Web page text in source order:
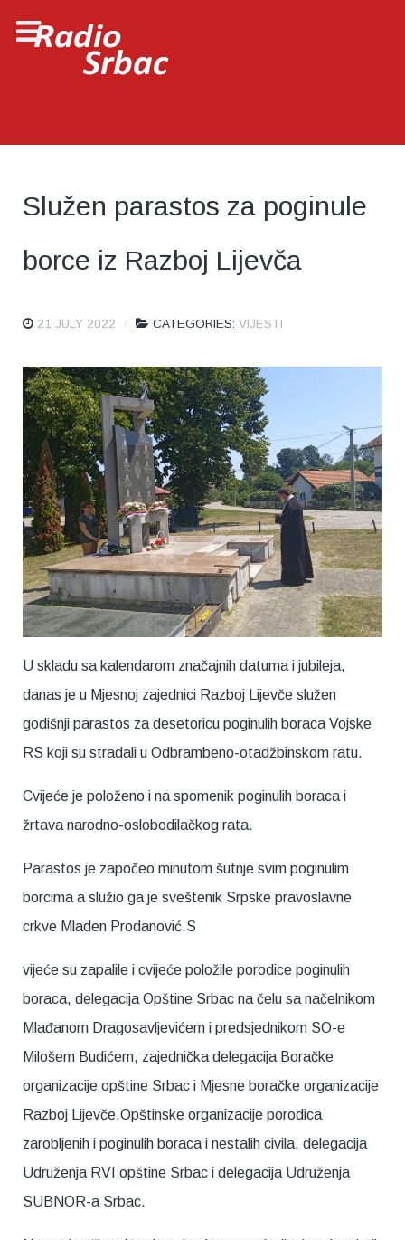
Služen parastos za poginule
borce iz Razboj Lijevča
21 JULY 2022 CATEGORIES: VIJESTI
U skladu sa kalendarom značajnih datuma i jubileja,
danas je u Mjesnoj zajednici Razboj Lijevče služen
godišnji parastos za desetoricu poginulih boraca Vojske
RS koji su stradali u Odbrambeno-otadžbinskom ratu.
Cvijeće je položeno i na spomenik poginulih boraca i
žrtava narodno-oslobodilačkog rata.
Parastos je započeo minutom šutnje svim poginulim
borcima a služio ga je sveštenik Srpske pravoslavne
crkve Mladen Prodanović.S
vijeće su zapalile i cvijeće položile porodice poginulih
boraca, delegacija Opštine Srbac na čelu sa načelnikom
Mlađanom Dragosavljevićem i predsjednikom SO-e
Milošem Budićem, zajednička delegacija Boračke
organizacije opštine Srbac i Mjesne boračke organizacije
Razboj Lijevče,Opštinske organizacije porodica
zarobljenih i poginulih boraca i nestalih civila, delegacija
Udruženja RVI opštine Srbac i delegacija Udruženja
SUBNOR-a Srbac.